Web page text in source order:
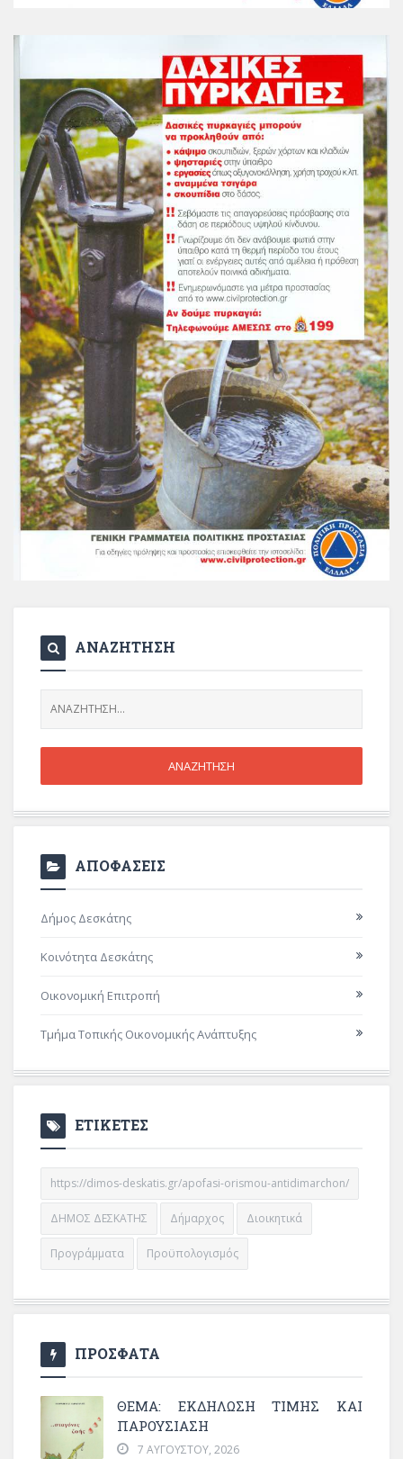
ΑΝΑΖΗΤΗΣΗ
ΑΠΟΦΑΣΕΙΣ
Δήμος Δεσκάτης
Κοινότητα Δεσκάτης
Οικονομική Επιτροπή
Τμήμα Τοπικής Οικονομικής Ανάπτυξης
ΕΤΙΚΕΤΕΣ
https://dimos-deskatis.gr/apofasi-orismou-antidimarchon/
ΔΗΜΟΣ ΔΕΣΚΑΤΗΣ Δήμαρχος Διοικητικά
Προγράμματα Προϋπολογισμός
ΠΡΟΣΦΑΤΑ
ΘΈΜΑ: ΕΚΔΉΛΩΣΗ ΤΙΜΉΣ ΚΑΙ
ΠΑΡΟΥΣΊΑΣΗ
7 ΑΥΓΟΎΣΤΟΥ, 2026